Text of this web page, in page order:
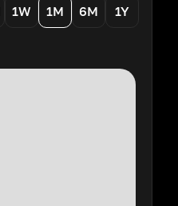
1W 1M 6M 1Y